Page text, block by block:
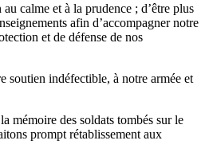
calme et à la prudence ; d’être plus
afin d’accompagner notre
et de défense de nos
soutien indéfectible, à notre armée et
mémoire des soldats tombés sur le
prompt rétablissement aux